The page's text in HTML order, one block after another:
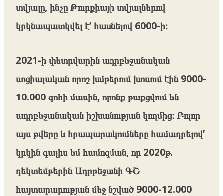
տվյալը, ինչը Թուրքիայի տվյալներով
կրկնապատկվել է’ հասնելով 6000-ի։
2021-ի փետրվարին ադրբեջանական
սոցիալական որոշ խմբերում խոսում էին 9000-
10.000 զոհի մասին, որոնք թաքցվում են
ադրբեջանական իշխանության կողմից։ Բոլոր
այս թվերը և հրապարակումները համադրելով’
կրկին գալիս եմ համոզման, որ 2020թ.
դեկտեմբերին Ադրբեջանի ԳՇ
հայտարարության մեջ նշված 9000-12.000